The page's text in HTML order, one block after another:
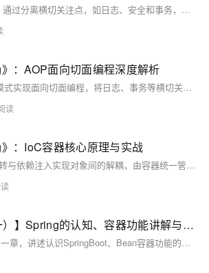
面向方面编程（AOP）通过分离横切关注点，如日志、安全和事务，提升代码模块化与可维护性。Spring 提供了对 AOP 的强大支持，核心注解 `@Aspect` 和 `@Pointcut` 使得定义切面与切入点变得简洁直观。`@Aspect` 标记切面类，集中处理通用逻辑；`@Pointcut` 则通过表达式定义通知的应用位置，提高代码可读性与复用性。二者结合，使开发者能清晰划分业务逻辑与辅助功能，简化维护并提升系统灵活性。Spring AOP 借助代理机制实现运行时织入，与 Spring 容器无缝集成，支持依赖注入与声明式配置，是构建清晰、高内聚应用的理想选择。
：AOP面向切面编程深度解析
Spring AOP通过代理模式实现面向切面编程，将日志、事务等横切关注点与业务逻辑分离。支持注解、XML和编程式配置，提供五种通知类型及丰富切点表达式，助力构建高内聚、低耦合的可维护系统。
：IoC容器核心原理与实战
Spring IoC通过控制反转与依赖注入实现对象间的解耦，由容器统一管理Bean的生命周期与依赖关系。支持XML、注解和Java配置三种方式，结合作用域、条件化配置与循环依赖处理等机制，提升应用的可维护性与可测试性，是现代Java开发的核心基石。
【SpringBoot（一）】Spring的认知、容器功能讲解与自动装配原理的入门，带你熟悉Springboot中基本的注解使用
SpringBoot专栏开篇第一章，讲述认识SpringBoot、Bean容器功能的讲解、自动装配原理的入门，还有其他常用的Springboot注解！如果想要了解SpringBoot，那么就进来看看吧！